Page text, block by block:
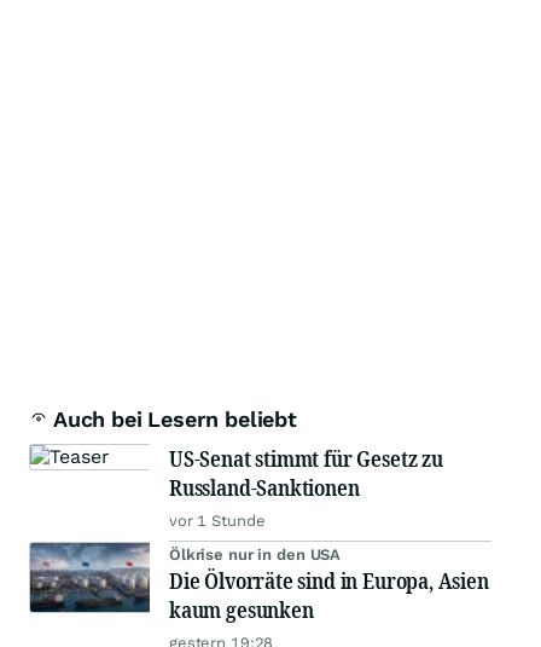
Auch bei Lesern beliebt
US-Senat stimmt für Gesetz zu
Russland-Sanktionen
vor 1 Stunde
Ölkrise nur in den USA
Die Ölvorräte sind in Europa, Asien
kaum gesunken
gestern 19:28